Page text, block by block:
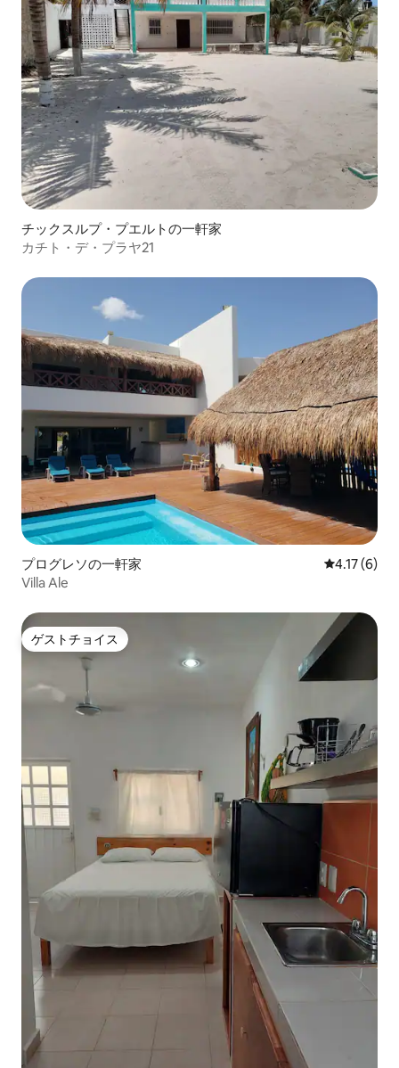
チックスルプ・プエルトの一軒家
カチト・デ・プラヤ21
プログレソの一軒家 レビュー6
4.17 (6)
Villa Ale
ゲストチョイス
ゲストチョイス